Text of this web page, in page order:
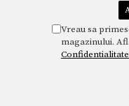
Vreau sa
magazinului.
Confidentialitate